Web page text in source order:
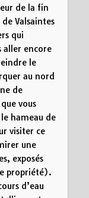
de la fin
Valsaintes
qui
aller encore
le
au nord
de
vous
hameau de
visiter ce
une
exposés
propriété).
d’eau